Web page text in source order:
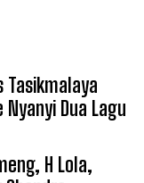
Tasikmalaya
Dua Lagu
H Lola,